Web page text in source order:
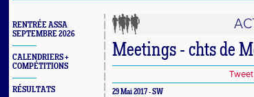
RENTRÉE ASSA
SEPTEMBRE 2026
CALENDRIERS +
COMPÉTITIONS
RÉSULTATS
Meetings - chts de
Tweet
29 Mai 2017 - SW